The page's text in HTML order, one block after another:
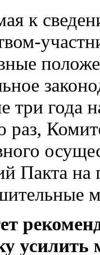
к
три года
раз,
Пакта на